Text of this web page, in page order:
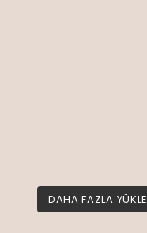
DAHA FAZLA YÜKLE